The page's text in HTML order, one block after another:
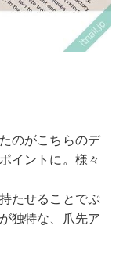
のがこちらのデ
イントに。様々
たせることでぷ
独特な、爪先ア